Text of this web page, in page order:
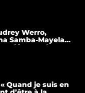
Werro,
Samba-Mayela…
de
2026
Quand je suis en